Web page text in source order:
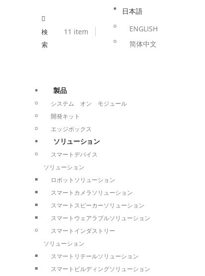
検
索
1 1 item
日本語
ENGLISH
简体中文
製品
システム オン モジュール
開発キット
エッジボックス
ソリューション
スマートデバイス
ソリューション
ロボットソリューション
スマートカメラソリューション
スマートスピーカーソリューション
スマートウェアラブルソリューション
スマートインダストリー
ソリューション
スマートリテールソリューション
スマートビルディングソリューション